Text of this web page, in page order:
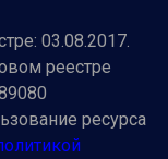
03.08.2017.
реестре
ресурса